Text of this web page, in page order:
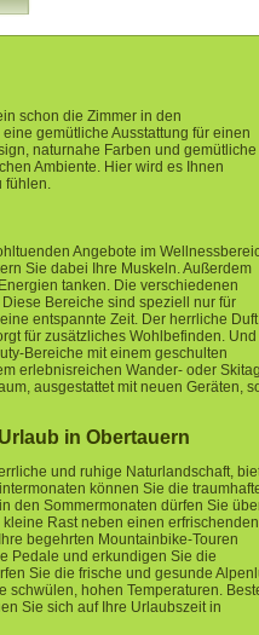
schon die Zimmer in den
gemütliche Ausstattung für einen
naturnahe Farben und gemütliche
Ambiente. Hier wird es Ihnen
fühlen.
Angebote im
Sie dabei Ihre Muskeln. Außerdem
tanken. Die verschiedenen
Bereiche sind speziell nur für
entspannte Zeit. Der herrliche Duft
für zusätzliches Wohlbefinden. Und
Bereiche mit einem geschulten
erlebnisreichen Wander- oder Skitag
ausgestattet mit neuen Geräten,
in Obertauern
und ruhige Naturlandschaft,
können Sie die
den Sommermonaten dürfen Sie
Rast neben einen erfrischenden
begehrten Mountainbike-Touren
Pedale und erkundigen Sie die
Sie die frische und gesunde
hohen Temperaturen.
Sie sich auf Ihre Urlaubszeit in